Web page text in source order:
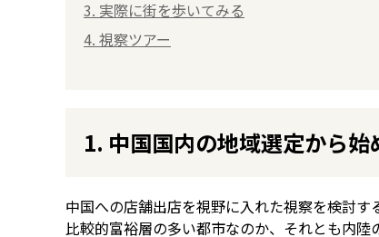
3. 実際に街を歩いてみる
4. 視察ツアー
1. 中国国内の地域選定から始
中国への店舗出店を視野に入れた視察を検討す
比較的富裕層の多い都市なのか、それとも内